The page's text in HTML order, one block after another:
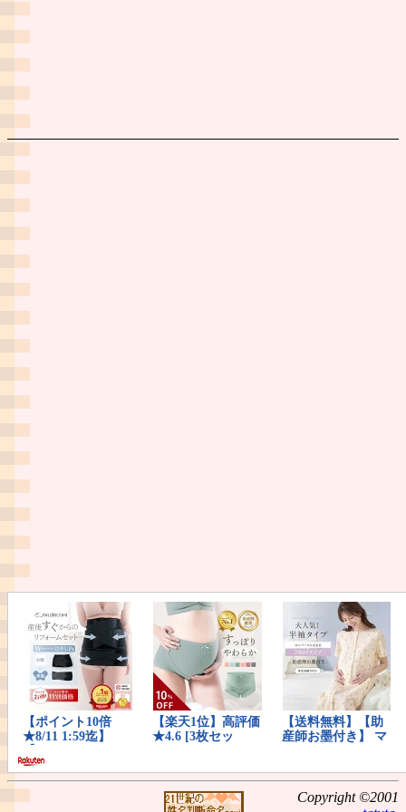
Copyright ©2001